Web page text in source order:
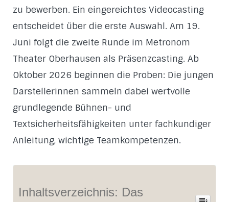
zu bewerben. Ein eingereichtes Videocasting
entscheidet über die erste Auswahl. Am 19.
Juni folgt die zweite Runde im Metronom
Theater Oberhausen als Präsenzcasting. Ab
Oktober 2026 beginnen die Proben: Die jungen
Darstellerinnen sammeln dabei wertvolle
grundlegende Bühnen- und
Textsicherheitsfähigkeiten unter fachkundiger
Anleitung, wichtige Teamkompetenzen.
Inhaltsverzeichnis: Das